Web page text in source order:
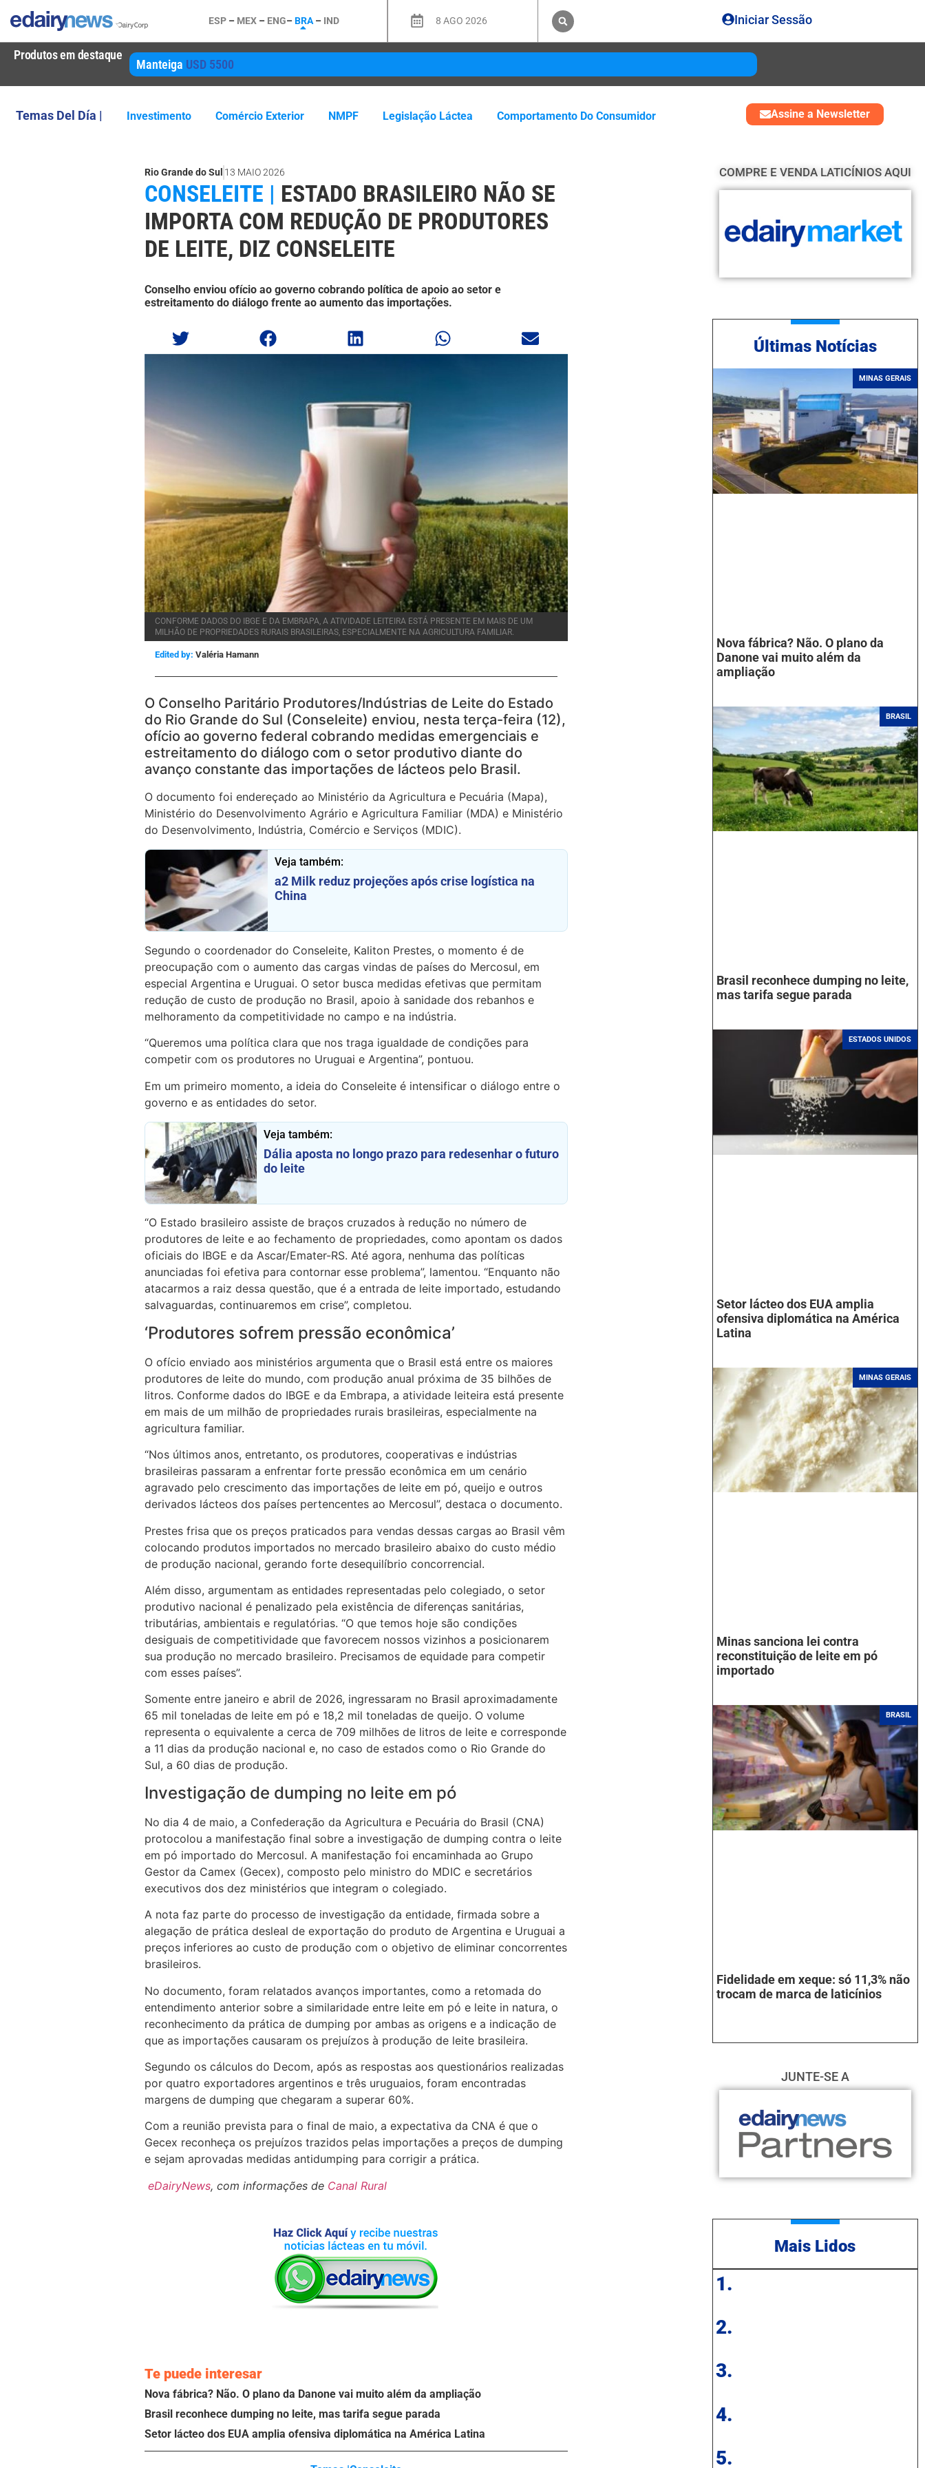
ESP – MEX – ENG–BRA – IND 8 AGO 2026 Iniciar Sessão
Produtos em destaque
Manteiga USD 5500
Temas Del Día | Investimento Comércio Exterior NMPF Legislação Láctea Comportamento Do Consumidor Assine a Newsletter
Rio Grande do Sul 13 MAIO 2026
CONSELEITE | ESTADO BRASILEIRO NÃO SE
IMPORTA COM REDUÇÃO DE PRODUTORES
DE LEITE, DIZ CONSELEITE
Conselho enviou ofício ao governo cobrando política de apoio ao setor e
estreitamento do diálogo frente ao aumento das importações.
CONFORME DADOS DO IBGE E DA EMBRAPA, A ATIVIDADE LEITEIRA ESTÁ PRESENTE EM MAIS DE UM
MILHÃO DE PROPRIEDADES RURAIS BRASILEIRAS, ESPECIALMENTE NA AGRICULTURA FAMILIAR.
Edited by: Valéria Hamann
O Conselho Paritário Produtores/Indústrias de Leite do Estado
do Rio Grande do Sul (Conseleite) enviou, nesta terça-feira (12),
ofício ao governo federal cobrando medidas emergenciais e
estreitamento do diálogo com o setor produtivo diante do
avanço constante das importações de lácteos pelo Brasil.
O documento foi endereçado ao Ministério da Agricultura e Pecuária (Mapa),
Ministério do Desenvolvimento Agrário e Agricultura Familiar (MDA) e Ministério
do Desenvolvimento, Indústria, Comércio e Serviços (MDIC).
Veja também:
a2 Milk reduz projeções após crise logística na
China
Segundo o coordenador do Conseleite, Kaliton Prestes, o momento é de
preocupação com o aumento das cargas vindas de países do Mercosul, em
especial Argentina e Uruguai. O setor busca medidas efetivas que permitam
redução de custo de produção no Brasil, apoio à sanidade dos rebanhos e
melhoramento da competitividade no campo e na indústria.
“Queremos uma política clara que nos traga igualdade de condições para
competir com os produtores no Uruguai e Argentina”, pontuou.
Em um primeiro momento, a ideia do Conseleite é intensificar o diálogo entre o
governo e as entidades do setor.
Veja também:
Dália aposta no longo prazo para redesenhar o futuro
do leite
“O Estado brasileiro assiste de braços cruzados à redução no número de
produtores de leite e ao fechamento de propriedades, como apontam os dados
oficiais do IBGE e da Ascar/Emater-RS. Até agora, nenhuma das políticas
anunciadas foi efetiva para contornar esse problema”, lamentou. “Enquanto não
atacarmos a raiz dessa questão, que é a entrada de leite importado, estudando
salvaguardas, continuaremos em crise”, completou.
‘Produtores sofrem pressão econômica’
O ofício enviado aos ministérios argumenta que o Brasil está entre os maiores
produtores de leite do mundo, com produção anual próxima de 35 bilhões de
litros. Conforme dados do IBGE e da Embrapa, a atividade leiteira está presente
em mais de um milhão de propriedades rurais brasileiras, especialmente na
agricultura familiar.
“Nos últimos anos, entretanto, os produtores, cooperativas e indústrias
brasileiras passaram a enfrentar forte pressão econômica em um cenário
agravado pelo crescimento das importações de leite em pó, queijo e outros
derivados lácteos dos países pertencentes ao Mercosul”, destaca o documento.
Prestes frisa que os preços praticados para vendas dessas cargas ao Brasil vêm
colocando produtos importados no mercado brasileiro abaixo do custo médio
de produção nacional, gerando forte desequilíbrio concorrencial.
Além disso, argumentam as entidades representadas pelo colegiado, o setor
produtivo nacional é penalizado pela existência de diferenças sanitárias,
tributárias, ambientais e regulatórias. “O que temos hoje são condições
desiguais de competitividade que favorecem nossos vizinhos a posicionarem
sua produção no mercado brasileiro. Precisamos de equidade para competir
com esses países”.
Somente entre janeiro e abril de 2026, ingressaram no Brasil aproximadamente
65 mil toneladas de leite em pó e 18,2 mil toneladas de queijo. O volume
representa o equivalente a cerca de 709 milhões de litros de leite e corresponde
a 11 dias da produção nacional e, no caso de estados como o Rio Grande do
Sul, a 60 dias de produção.
Investigação de dumping no leite em pó
No dia 4 de maio, a Confederação da Agricultura e Pecuária do Brasil (CNA)
protocolou a manifestação final sobre a investigação de dumping contra o leite
em pó importado do Mercosul. A manifestação foi encaminhada ao Grupo
Gestor da Camex (Gecex), composto pelo ministro do MDIC e secretários
executivos dos dez ministérios que integram o colegiado.
A nota faz parte do processo de investigação da entidade, firmada sobre a
alegação de prática desleal de exportação do produto de Argentina e Uruguai a
preços inferiores ao custo de produção com o objetivo de eliminar concorrentes
brasileiros.
No documento, foram relatados avanços importantes, como a retomada do
entendimento anterior sobre a similaridade entre leite em pó e leite in natura, o
reconhecimento da prática de dumping por ambas as origens e a indicação de
que as importações causaram os prejuízos à produção de leite brasileira.
Segundo os cálculos do Decom, após as respostas aos questionários realizadas
por quatro exportadores argentinos e três uruguaios, foram encontradas
margens de dumping que chegaram a superar 60%.
Com a reunião prevista para o final de maio, a expectativa da CNA é que o
Gecex reconheça os prejuízos trazidos pelas importações a preços de dumping
e sejam aprovadas medidas antidumping para corrigir a prática.
eDairyNews, com informações de Canal Rural
Te puede interesar
Nova fábrica? Não. O plano da Danone vai muito além da ampliação
Brasil reconhece dumping no leite, mas tarifa segue parada
Setor lácteo dos EUA amplia ofensiva diplomática na América Latina
COMPRE E VENDA LATICÍNIOS AQUI
Ú ltimas Notícias
MINAS GERAIS
Nova fábrica? Não. O plano da
Danone vai muito além da
ampliação
BRASIL
Brasil reconhece dumping no leite,
mas tarifa segue parada
ESTADOS UNIDOS
Setor lácteo dos EUA amplia
ofensiva diplomática na América
Latina
MINAS GERAIS
Minas sanciona lei contra
reconstituição de leite em pó
importado
BRASIL
Fidelidade em xeque: só 11,3% não
trocam de marca de laticínios
JUNTE-SE A
Mais Lidos
1.
2.
3.
4.
5.